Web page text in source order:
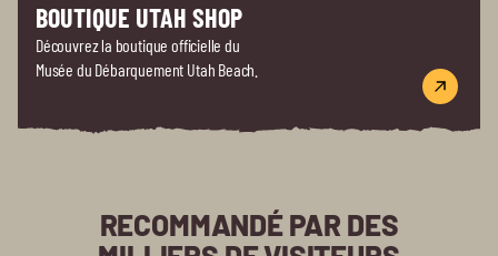
BOUTIQUE UTAH SHOP
Découvrez la boutique officielle du
Musée du Débarquement Utah Beach.
RECOMMANDÉ PAR DES